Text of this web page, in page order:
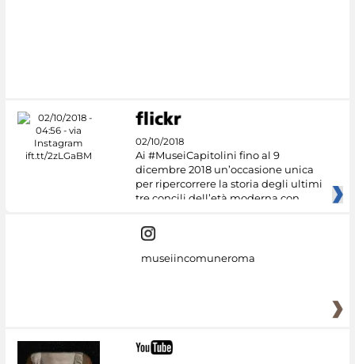
02/10/2018
Ai #MuseiCapitolini fino al 9
dicembre 2018 un’occasione unica
per ripercorrere la storia degli ultimi
tre concili dell’età moderna con
museiincomuneroma